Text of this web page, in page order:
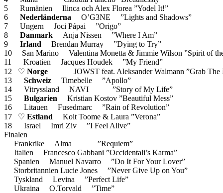
5 Rumänien Ilinca och Alex Florea ”Yodel It!”
6 Nederländerna O’G3NE ”Lights and Shadows”
7 Ungern Joci Pápai ”Origo”
8 Danmark Anja Nissen ”Where I Am”
9
Irland
Brendan Murray ”Dying to Try”
10 San Marino Valentina Monetta & Jimmie Wilson ”Spirit
11 Kroatien Jacques Houdek ”My Friend”
12 ♡ Norge JOWST feat. Aleksander Walmann ”Grab
13 Schweiz Timebelle ”Apollo”
14 Vitryssland NAVI ”Story of My Life”
15 Bulgarien Kristian Kostov ”Beautiful Mess”
16 Litauen Fusedmarc ”Rain of Revolution”
17 ♡ Estland Koit Toome & Laura ”Verona”
18 Israel Imri Ziv ”I Feel Alive”
Finalen
Frankrike Alma ”Requiem”
Italien Francesco Gabbani ”Occidentali’s Karma”
Spanien Manuel Navarro ”Do It For Your Lover”
Storbritannien Lucie Jones ”Never Give Up on You”
Tyskland Levina ”Perfect Life”
Ukraina O.Torvald ”Time”